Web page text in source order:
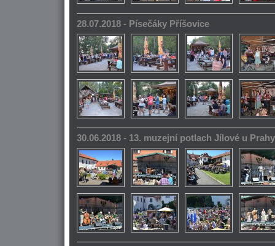
28.07.2018 - Písečáky Příšovice
30.06.2018 - 13. muzejní potlach Jílové u Prahy